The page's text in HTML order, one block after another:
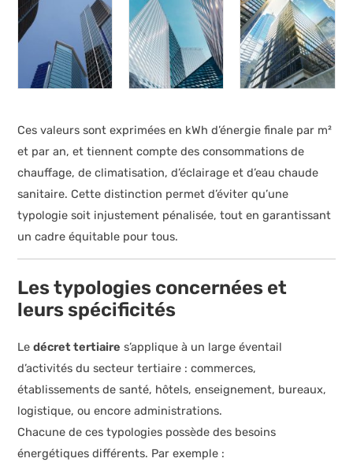
Ces valeurs sont exprimées en kWh d’énergie finale par m²
et par an, et tiennent compte des consommations de
chauffage, de climatisation, d’éclairage et d’eau chaude
sanitaire. Cette distinction permet d’éviter qu’une
typologie soit injustement pénalisée, tout en garantissant
un cadre équitable pour tous.
Les typologies concernées et
leurs spécificités
Ledécret tertiaire s’applique à un large éventail
d’activités du secteur tertiaire : commerces,
établissements de santé, hôtels, enseignement, bureaux,
logistique, ou encore administrations.
Chacune de ces typologies possède des besoins
énergétiques différents. Par exemple :